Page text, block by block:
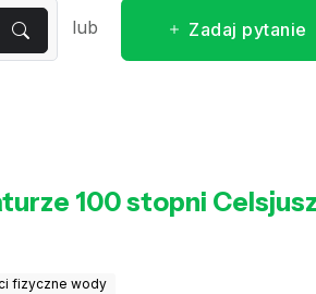
lub Zadaj pytanie
100 stopni
fizyczne wody